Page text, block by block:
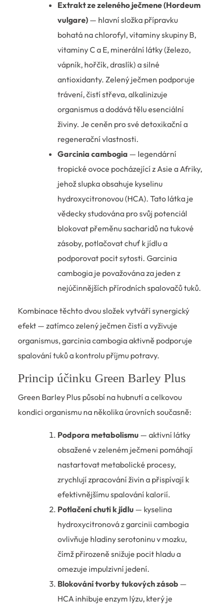
Extrakt ze zeleného ječmene (Hordeum
vulgare) — hlavní složka přípravku
bohatá na chlorofyl, vitaminy skupiny B,
vitaminy C a E, minerální látky (železo,
vápník, hořčík, draslík) a silné
antioxidanty. Zelený ječmen podporuje
trávení, čistí střeva, alkalinizuje
organismus a dodává tělu esenciální
živiny. Je ceněn pro své detoxikační a
regenerační vlastnosti.
Garcinia cambogia — legendární
tropické ovoce pocházející z Asie a Afriky,
jehož slupka obsahuje kyselinu
hydroxycitronovou (HCA). Tato látka je
vědecky studována pro svůj potenciál
blokovat přeměnu sacharidů na tukové
zásoby, potlačovat chuť k jídlu a
podporovat pocit sytosti. Garcinia
cambogia je považována za jeden z
nejúčinnějších přírodních spalovačů tuků.
Kombinace těchto dvou složek vytváří synergický
efekt — zatímco zelený ječmen čistí a vyživuje
organismus, garcinia cambogia aktivně podporuje
spalování tuků a kontrolu příjmu potravy.
Princip účinku Green Barley Plus
Green Barley Plus působí na hubnutí a celkovou
kondici organismu na několika úrovních současně:
Podpora metabolismu — aktivní látky
obsažené v zeleném ječmeni pomáhají
nastartovat metabolické procesy,
zrychlují zpracování živin a přispívají k
efektivnějšímu spalování kalorií.
Potlačení chuti k jídlu — kyselina
hydroxycitronová z garcinii cambogia
ovlivňuje hladiny serotoninu v mozku,
čímž přirozeně snižuje pocit hladu a
omezuje impulzivní jedení.
Blokování tvorby tukových zásob —
HCA inhibuje enzym lýzu, který je